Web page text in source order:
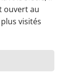
ouvert au
visités